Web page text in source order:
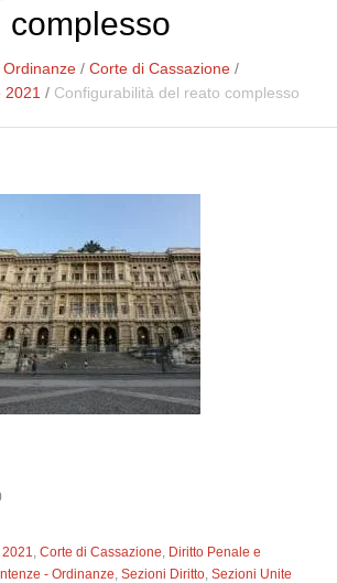
complesso
/Corte di Cassazione /
/ Configurabilità del reato complesso
,Corte di Cassazione, Diritto Penale e
- Ordinanze,Sezioni Diritto,Sezioni Unite